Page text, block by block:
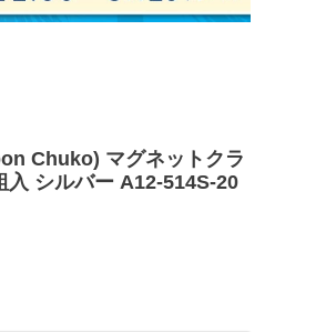
Chuko) マグネットクラ
入 シルバー A12-514S-20